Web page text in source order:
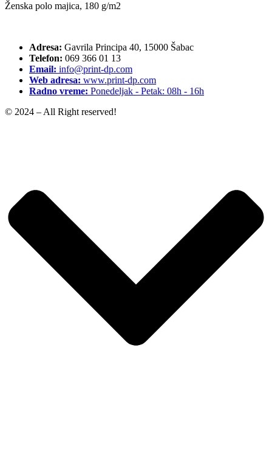
Ženska polo majica, 180 g/m2
Adresa: Gavrila Principa 40, 15000 Šabac
Telefon: 069 366 01 13
Email: info@print-dp.com
Web adresa: www.print-dp.com
Radno vreme: Ponedeljak - Petak: 08h - 16h
© 2024 – All Right reserved!